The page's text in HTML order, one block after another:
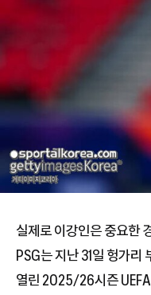
실제로 이강인은 중요한
PSG는 지난 31일 헝가리
열린 2025/26시즌